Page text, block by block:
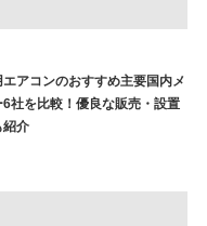
エアコンのおすすめ主要国内メ
6社を比較！優良な販売・設置
紹介